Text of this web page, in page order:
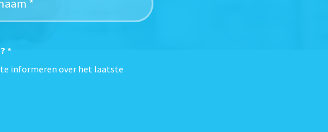
*
informeren over het laatste